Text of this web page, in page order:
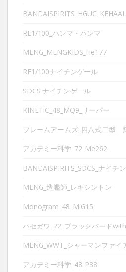
RE1/100_ハンマ・ハンマ
MENG_MENGKIDS_He177
RE1/100ナイチンゲール
SDCS ナイチンゲール
KINETIC_48_MQ9_リーパー
フレームアームズ_四八式二型
アカデミー科学_72_Me262
BANDAISPIRITS_SDCS_ナイチ
MENG_造艦師_レキシントン
Monogram_48_MiG15
ハセガワ_72_ブラックバード
MENG_WWT_シャーマンファイ
アカデミー科学_48_P38